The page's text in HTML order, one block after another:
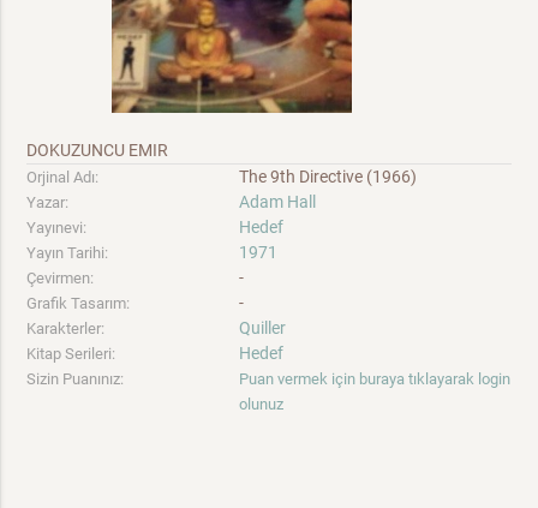
DOKUZUNCU EMIR
Orjinal Adı: The 9th Directive (1966)
Yazar: Adam Hall
Yayınevi: Hedef
Yayın Tarihi: 1971
Çevirmen: -
Grafik Tasarım: -
Karakterler: Quiller
Kitap Serileri: Hedef
Sizin Puanınız:
Puan vermek için buraya tıklayarak login
olunuz